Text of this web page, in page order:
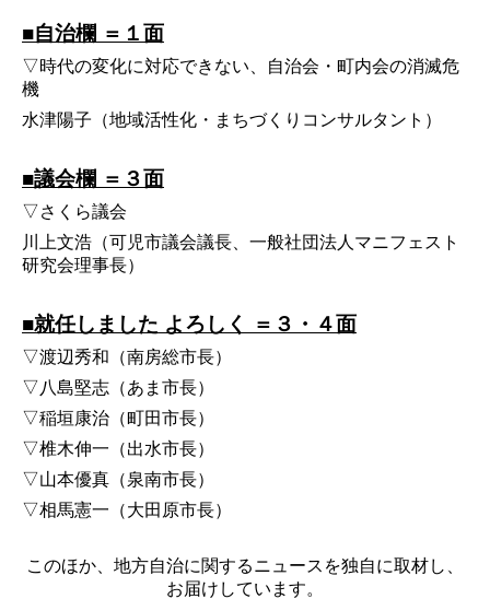
■自治欄 ＝１面
▽時代の変化に対応できない、自治会・町内会の消滅危
機
水津陽子（地域活性化・まちづくりコンサルタント）
■議会欄 ＝３面
▽さくら議会
川上文浩（可児市議会議長、一般社団法人マニフェスト
研究会理事長）
■就任しました よろしく ＝３・４面
▽渡辺秀和（南房総市長）
▽八島堅志（あま市長）
▽稲垣康治（町田市長）
▽椎木伸一（出水市長）
▽山本優真（泉南市長）
▽相馬憲一（大田原市長）
このほか、地方自治に関するニュースを独自に取材し、
お届けしています。